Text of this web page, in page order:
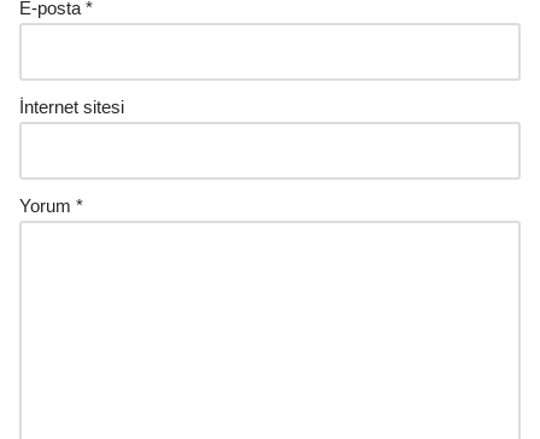
E-posta *
İnternet sitesi
Yorum *